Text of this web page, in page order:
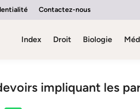
Contactez-nous
Index Droit Biologie
impliquant les